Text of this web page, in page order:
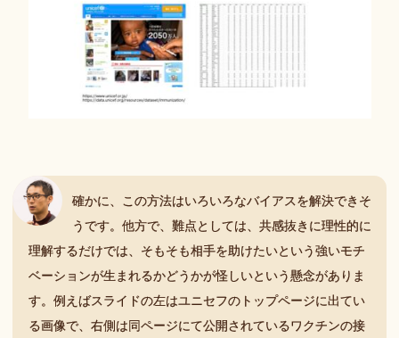
確かに、この方法はいろいろなバイアスを解決できそ
うです。他方で、難点としては、共感抜きに理性的に
理解するだけでは、そもそも相手を助けたいという強いモチ
ベーションが生まれるかどうかが怪しいという懸念がありま
す。例えばスライドの左はユニセフのトップページに出てい
る画像で、右側は同ページにて公開されているワクチンの接